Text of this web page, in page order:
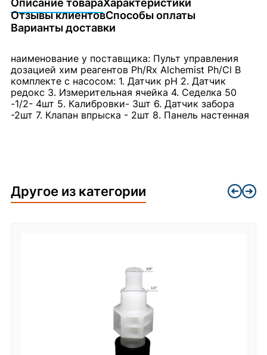
Описание товараХарактеристики
Отзывы клиентовСпособы оплаты
Варианты доставки
наименование у поставщика: Пульт управления
дозацией хим реагентов Ph/Rx Alchemist Ph/Cl В
комплекте с насосом: 1. Датчик рН 2. Датчик
редокс 3. Измерительная ячейка 4. Седелка 50
-1/2- 4шт 5. Калибровки- 3шт 6. Датчик забора
-2шт 7. Клапан впрыска - 2шт 8. Панель настенная
Другое из категории